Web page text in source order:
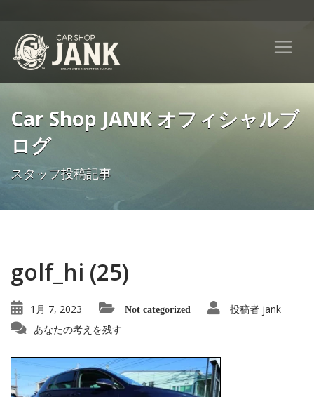
Car Shop JANK オフィシャルブ
ログ
スタッフ投稿記事
golf_hi (25)
1月 7, 2023 Not categorized 投稿者 jank
あなたの考えを残す